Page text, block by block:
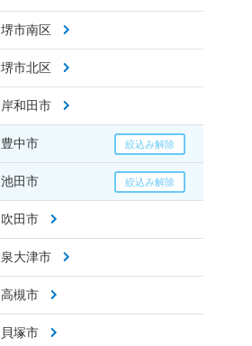
堺市南区
堺市北区
岸和田市
豊中市
池田市
吹田市
泉大津市
高槻市
貝塚市